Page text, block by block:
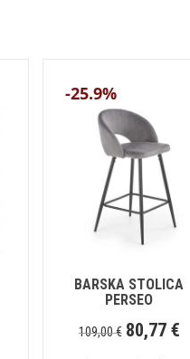
-25.9%
BARSKA STOLICA
PERSEO
109,00€ 80,77 €